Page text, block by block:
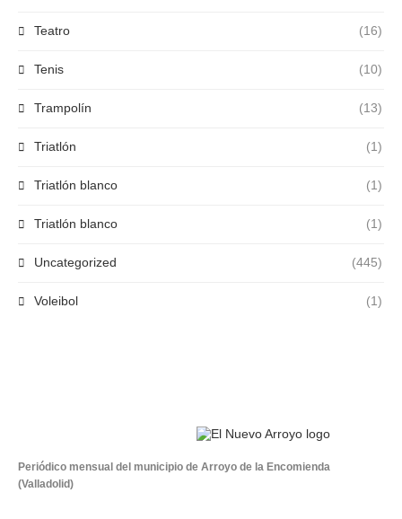
Teatro (16)
Tenis (10)
Trampolín (13)
Triatlón (1)
Triatlón blanco (1)
Triatlón blanco (1)
Uncategorized (445)
Voleibol (1)
Periódico mensual del municipio de Arroyo de la Encomienda
(Valladolid)